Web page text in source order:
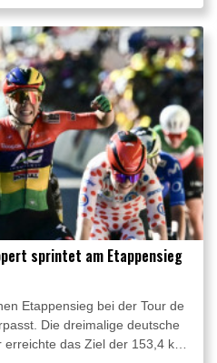
Turm am Donnerstag sprang
mit Luis Avila
Team Siebter, mit 513,05
sprintet am Etappensieg
Etappensieg bei der Tour de
Die dreimalige deutsche
das Ziel der 153,4 km